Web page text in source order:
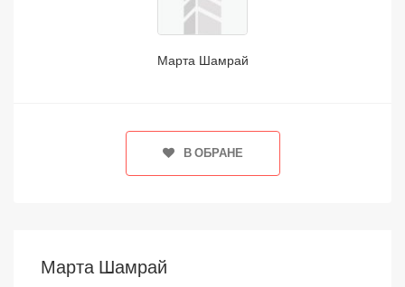
Марта Шамрай
В ОБРАНЕ
Марта Шамрай